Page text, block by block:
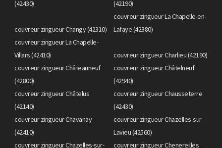
(42430)
(42190)
couvreur zingueur Changy (42310)
couvreur zingueur La Chapelle-en-
Lafaye (42380)
couvreur zingueur La Chapelle-
Villars (42410)
couvreur zingueur Charlieu (42190)
couvreur zingueur Châteauneuf
(42800)
couvreur zingueur Châtelneuf
(42940)
couvreur zingueur Châtelus
(42140)
couvreur zingueur Chausseterre
(42430)
couvreur zingueur Chavanay
(42410)
couvreur zingueur Chazelles-sur-
Lavieu (42560)
couvreur zingueur Chazelles-sur-
couvreur zingueur Chenereilles